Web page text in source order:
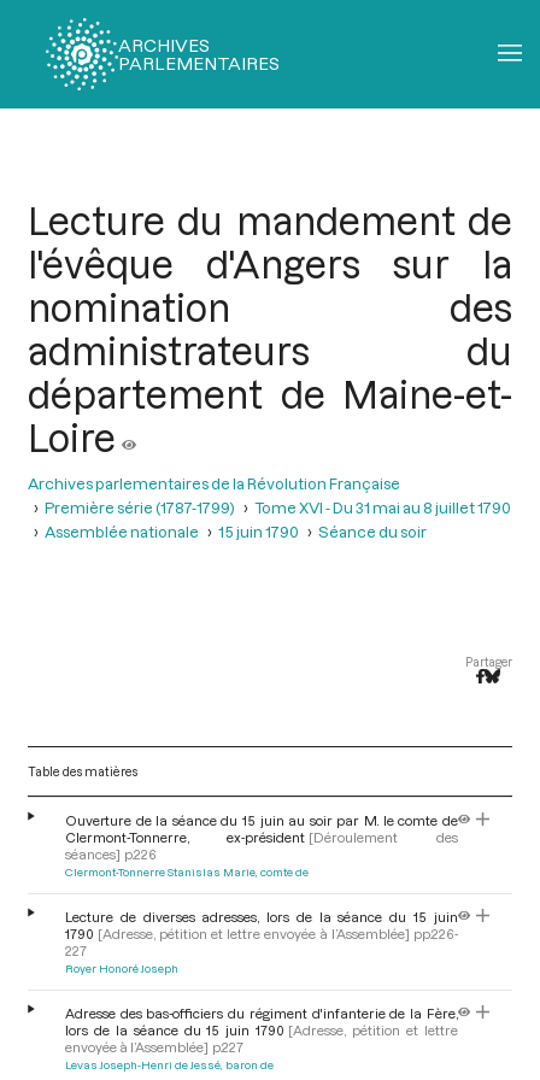
ARCHIVES
PARLEMENTAIRES
Lecture du mandement de
l'évêque d'Angers sur la
nomination des
administrateurs du
département de Maine-et-
Loire
Archives parlementaires de la Révolution Française
Première série (1787-1799)
Tome XVI - Du 31 mai au 8 juillet 1790
Assemblée nationale
15 juin 1790 Séance du soir
Partager
Table des matières
Ouverture de la séance du 15 juin au soir par M. le comte de
Clermont-Tonnerre, ex-président [Déroulement des
séances] p.226
Clermont-Tonnerre Stanislas Marie, comte de
Lecture de diverses adresses, lors de la séance du 15 juin
1790 [Adresse, pétition et lettre envoyée à l’Assemblée] pp.226-
227
Royer Honoré Joseph
Adresse des bas-officiers du régiment d'infanterie de la Fère,
lors de la séance du 15 juin 1790 [Adresse, pétition et lettre
envoyée à l’Assemblée] p.227
Levas Joseph-Henri de Jessé, baron de